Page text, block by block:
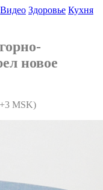
Видео Здоровье Кухня
новое
MSK)